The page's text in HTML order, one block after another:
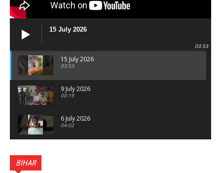
15 July 2026
03:53
15 July 2026
03:53
9 July 2026
00:19
6 July 2026
04:02
BIHAR